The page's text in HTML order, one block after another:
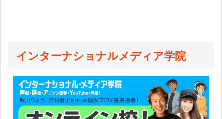
インターナショナルメディア学院